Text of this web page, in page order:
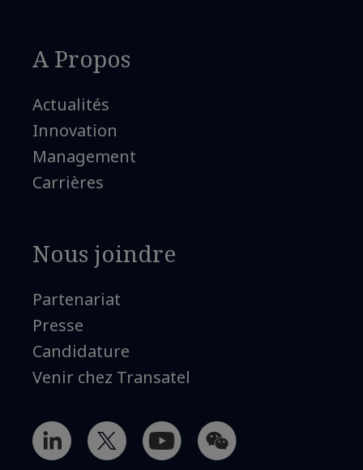
A Propos
Actualités
Innovation
Management
Carrières
Nous joindre
Partenariat
Presse
Candidature
Venir chez Transatel